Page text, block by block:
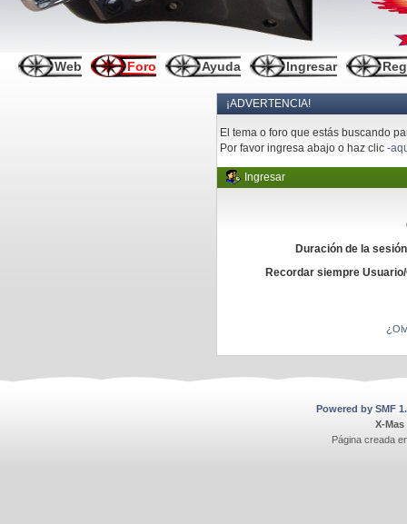
Web Foro Ayuda Ingresar
¡ADVERTENCIA!
El tema o foro que estás buscando
Por favor ingresa abajo o haz clic-
Ingresar
Duración de la
Recordar siempre
Powered by SMF
X-Mas
Página creada